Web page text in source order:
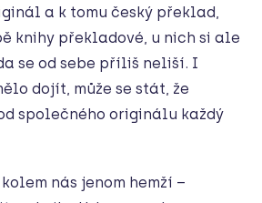
a k tomu český překlad,
knihy překladové, u nich si ale
se od sebe příliš neliší. I
dojít, může se stát, že
společného originálu každý
nás jenom hemží –